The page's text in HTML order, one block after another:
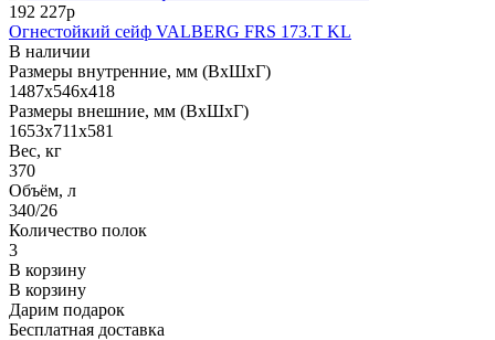
192 227р
Огнестойкий сейф VALBERG FRS 173.T KL
В наличии
Размеры внутренние, мм (ВхШхГ)
1487x546x418
Размеры внешние, мм (ВхШхГ)
1653x711x581
Вес, кг
370
Объём, л
340/26
Количество полок
3
В корзину
В корзину
Дарим подарок
Бесплатная доставка